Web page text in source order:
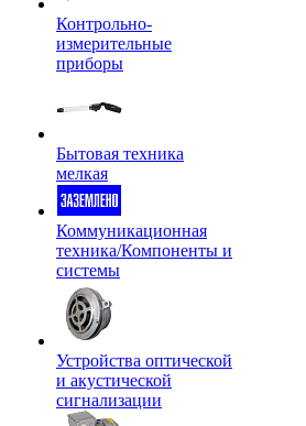
Контрольно-
измерительные
приборы
Бытовая техника
мелкая
Коммуникационная
техника/Компоненты и
системы
Устройства оптической
и акустической
сигнализации